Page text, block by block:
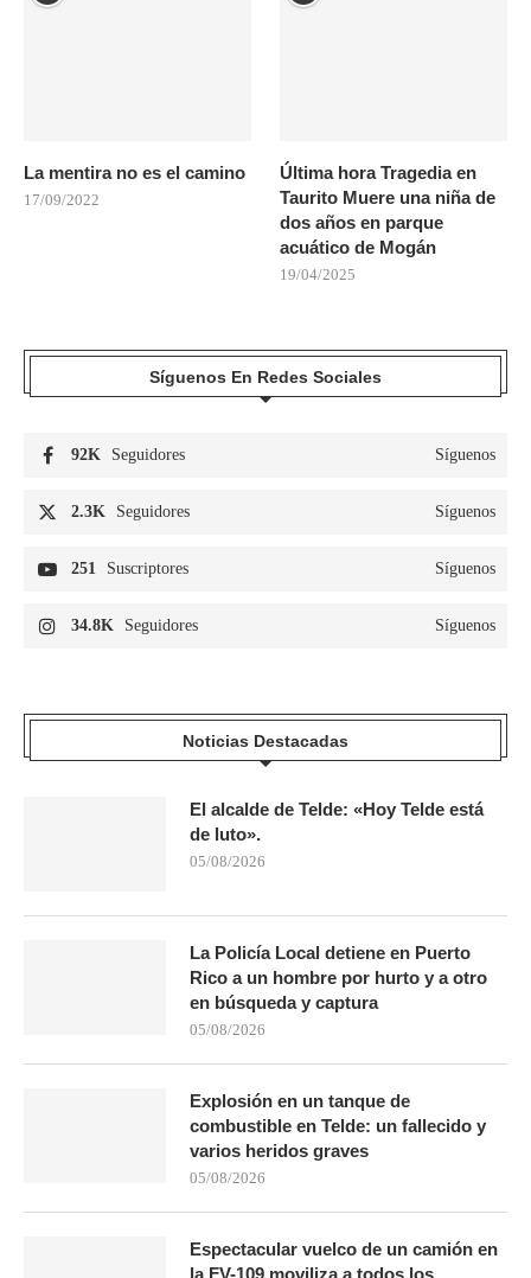
La mentira no es el camino
17/09/2022
Última hora Tragedia en
Taurito Muere una niña de
dos años en parque
acuático de Mogán
19/04/2025
Síguenos En Redes Sociales
92K Seguidores Síguenos
2.3K Seguidores Síguenos
251 Suscriptores Síguenos
34.8K Seguidores Síguenos
Noticias Destacadas
El alcalde de Telde: «Hoy Telde está
de luto».
05/08/2026
La Policía Local detiene en Puerto
Rico a un hombre por hurto y a otro
en búsqueda y captura
05/08/2026
Explosión en un tanque de
combustible en Telde: un fallecido y
varios heridos graves
05/08/2026
Espectacular vuelco de un camión en
la FV-109 moviliza a todos los